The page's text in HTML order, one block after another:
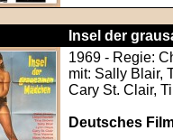
Insel der
1969 - Regie:
mit: Sally Blair,
Cary St. Clair,
Deutsches